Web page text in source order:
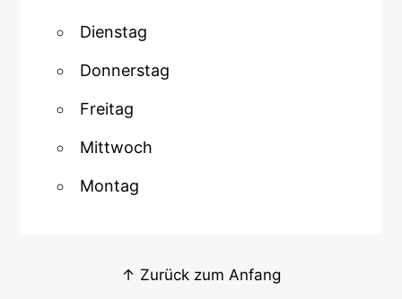
Dienstag
Donnerstag
Freitag
Mittwoch
Montag
↑ Zurück zum Anfang